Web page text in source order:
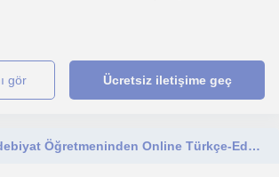
gör Ücretsiz iletişime geç
7 Yıl Deneyimli Edebiyat Öğretmeninden Online Türkçe-Edebiyat Dersi